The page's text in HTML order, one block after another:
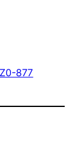
877